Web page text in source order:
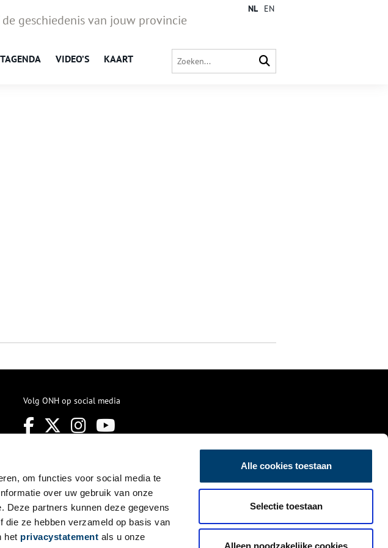
om functies voor social media te
over uw gebruik van onze
Deze partners kunnen deze gegevens
die ze hebben verzameld op basis van
het privacystatement als u onze
Alle cookies toestaan
Selectie toestaan
Alleen noodzakelijke cookies
geschiedenis van jouw provincie
VIDEO’S KAART
NL EN
Volg ONH op social media